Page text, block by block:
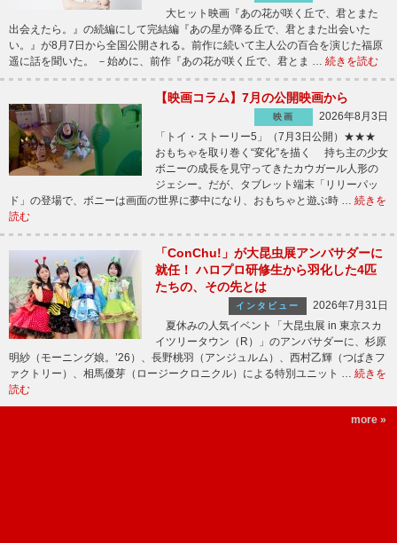
大ヒット映画『あの花が咲く丘で、君とまた
出会えたら。』の続編にして完結編『あの星が降る丘で、君とまた出会いた
い。』が8月7日から全国公開される。前作に続いて主人公の百合を演じた福原
遥に話を聞いた。 －始めに、前作『あの花が咲く丘で、君とま … 続きを読む
【映画コラム】7月の公開映画から
映画
2026年8月3日
「トイ・ストーリー5」（7月3日公開）★★★
おもちゃを取り巻く“変化”を描く 持ち主の少女
ボニーの成長を見守ってきたカウガール人形の
ジェシー。だが、タブレット端末「リリーパッ
ド」の登場で、ボニーは画面の世界に夢中になり、おもちゃと遊ぶ時 … 続きを
読む
「ConChu!」が大昆虫展アンバサダーに
就任！ ハロプロ研修生から羽化した4匹
たちの、その先とは
インタビュー
2026年7月31日
夏休みの人気イベント「大昆虫展 in 東京スカ
イツリータウン（R）」のアンバサダーに、杉原
明紗（モーニング娘。’26）、長野桃羽（アンジュルム）、西村乙輝（つばきフ
ァクトリー）、相馬優芽（ロージークロニクル）による特別ユニット … 続きを
読む
more »